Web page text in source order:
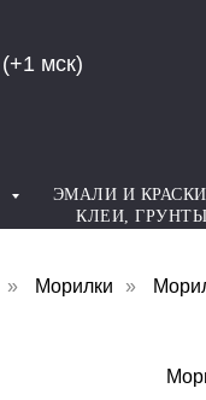
(+1 мск)
ЭМАЛИ И КРАСКИ
КЛЕИ, ГРУНТЫ
» Морилки »